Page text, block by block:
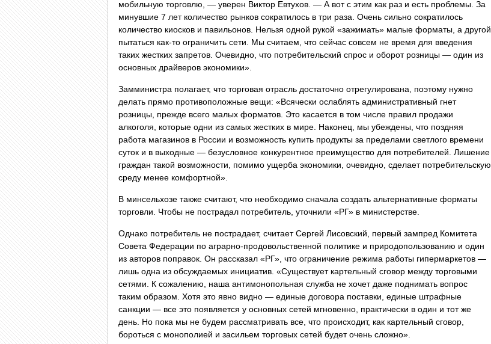
мобильную торговлю, — уверен Виктор Евтухов. — А вот с этим как раз и есть проблемы. За
минувшие 7 лет количество рынков сократилось в три раза. Очень сильно сократилось
количество киосков и павильонов. Нельзя одной рукой «зажимать» малые форматы, а другой
пытаться как-то ограничить сети. Мы считаем, что сейчас совсем не время для введения
таких жестких запретов. Очевидно, что потребительский спрос и оборот розницы — один из
основных драйверов экономики».
Замминистра полагает, что торговая отрасль достаточно отрегулирована, поэтому нужно
делать прямо противоположные вещи: «Всячески ослаблять административный гнет
розницы, прежде всего малых форматов. Это касается в том числе правил продажи
алкоголя, которые одни из самых жестких в мире. Наконец, мы убеждены, что поздняя
работа магазинов в России и возможность купить продукты за пределами светлого времени
суток и в выходные — безусловное конкурентное преимущество для потребителей. Лишение
граждан такой возможности, помимо ущерба экономики, очевидно, сделает потребительскую
среду менее комфортной».
В минсельхозе также считают, что необходимо сначала создать альтернативные форматы
торговли. Чтобы не пострадал потребитель, уточнили «РГ» в министерстве.
Однако потребитель не пострадает, считает Сергей Лисовский, первый зампред Комитета
Совета Федерации по аграрно-продовольственной политике и природопользованию и один
из авторов поправок. Он рассказал «РГ», что ограничение режима работы гипермаркетов —
лишь одна из обсуждаемых инициатив. «Существует картельный сговор между торговыми
сетями. К сожалению, наша антимонопольная служба не хочет даже поднимать вопрос
таким образом. Хотя это явно видно — единые договора поставки, единые штрафные
санкции — все это появляется у основных сетей мгновенно, практически в один и тот же
день. Но пока мы не будем рассматривать все, что происходит, как картельный сговор,
бороться с монополией и засильем торговых сетей будет очень сложно».